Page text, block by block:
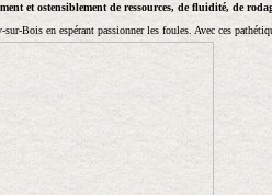
et ostensiblement de ressources, de fluidité, de
Bois en espérant passionner les foules. Avec ces